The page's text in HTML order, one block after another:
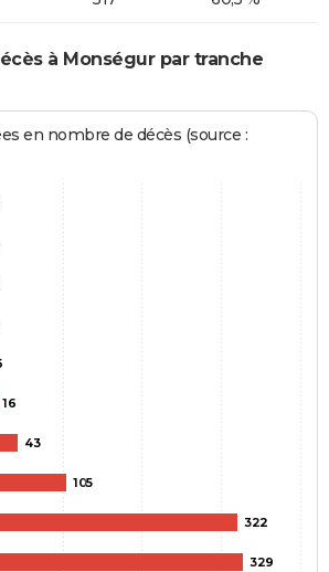
à Monségur par tranche
en nombre de décès (source :
16
43
105
322
329